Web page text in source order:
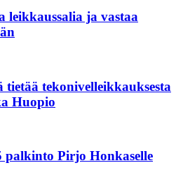
leikkaussalia ja vastaa
tekonivelleikkauksesta
Huopio
palkinto Pirjo Honkaselle